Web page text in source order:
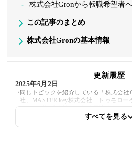
株式会社Gronから転職希望者
この記事のまとめ
株式会社Gronの基本情報
更新履歴
2025年6月2日
同じトピックを紹介している「株式会社
社、MASTER key株式会社、トゥモロー
キューブ株式会社、一般社団法人バス
部リンクを追加しましたすべてを見る